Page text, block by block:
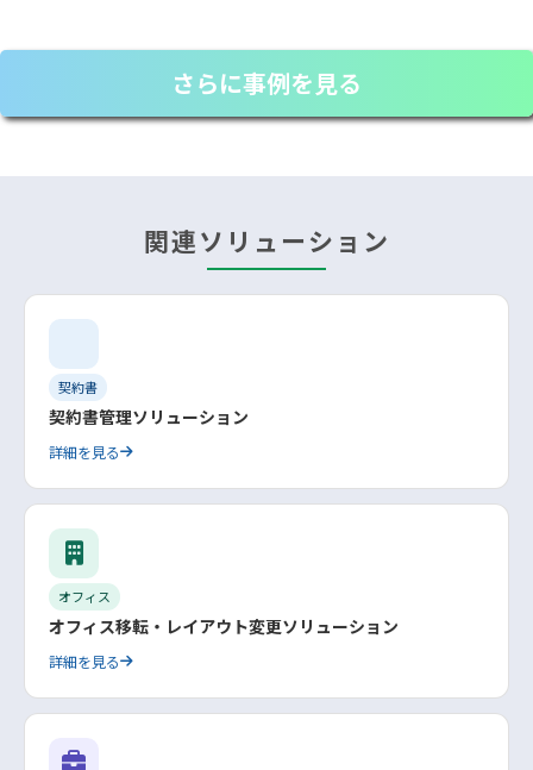
さらに事例を見る
関連ソリューション
契約書
契約書管理ソリューション
詳細を見る
オフィス
オフィス移転・レイアウト変更ソリューション
詳細を見る